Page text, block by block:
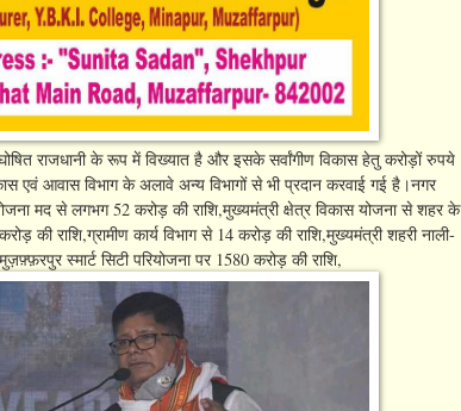
राजधानी के रूप में विख्यात है और इसके सर्वांगीण विकास हेतु करोड़ों रुपये
एवं आवास विभाग के अलावे अन्य विभागों से भी प्रदान करवाई गई है।नगर
मद से लगभग 52 करोड़ की राशि,मुख्यमंत्री क्षेत्र विकास योजना से शहर के
की राशि,ग्रामीण कार्य विभाग से 14 करोड़ की राशि,मुख्यमंत्री शहरी नाली-
स्मार्ट सिटी परियोजना पर 1580 करोड़ की राशि,